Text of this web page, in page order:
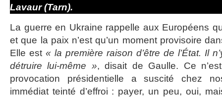
Lavaur (Tarn).
La guerre en Ukraine rappelle aux Européens
et que la paix n’est qu’un moment provisoire
Elle est « la première raison d’être de l’État. Il
détruire lui-même », disait de Gaulle. Ce
provocation présidentielle a suscité chez
immédiat teinté d’effroi : payer, un peu, oui,